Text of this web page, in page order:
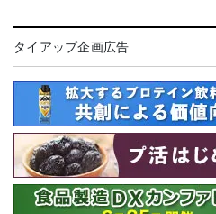
タイアップ企画広告